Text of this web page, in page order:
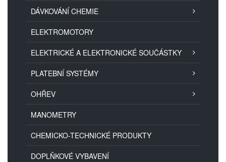
DÁVKOVÁNÍ CHEMIE
ELEKTROMOTORY
ELEKTRICKÉ A ELEKTRONICKÉ SOUČÁSTKY
PLATEBNÍ SYSTÉMY
OHŘEV
MANOMETRY
CHEMICKO-TECHNICKÉ PRODUKTY
DOPLŇKOVÉ VYBAVENÍ